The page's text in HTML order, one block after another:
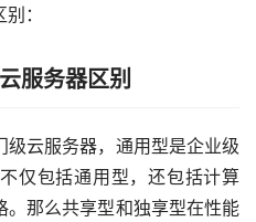
：
服务器区别
云服务器，通用型是企业级
仅包括通用型，还包括计算
那么共享型和独享型在性能